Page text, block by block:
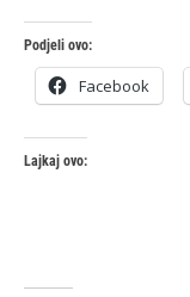
Podjeli ovo:
Facebook
Lajkaj ovo: